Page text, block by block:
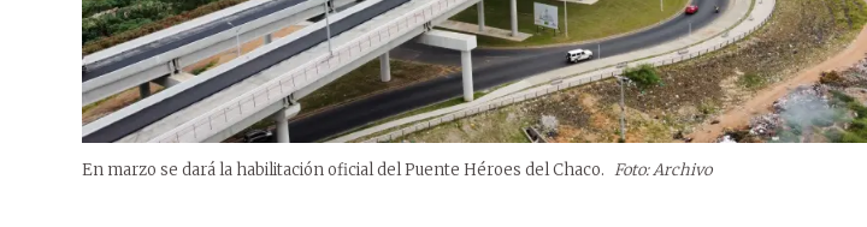
En marzo se dará la habilitación oficial del Puente Héroes del Chaco. Foto: Archivo